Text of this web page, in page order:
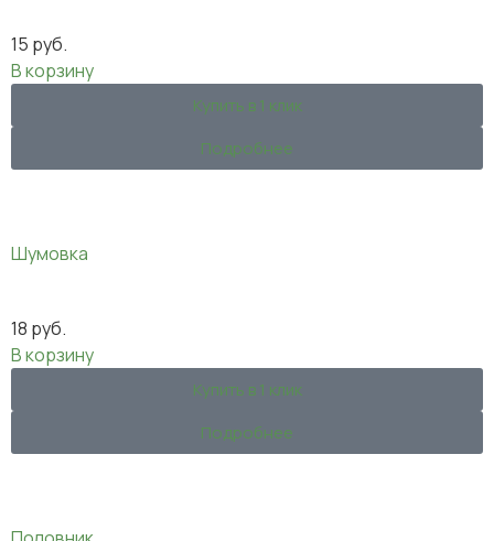
15 руб.
В корзину
Купить в 1 клик
Подробнее
Шумовка
18 руб.
В корзину
Купить в 1 клик
Подробнее